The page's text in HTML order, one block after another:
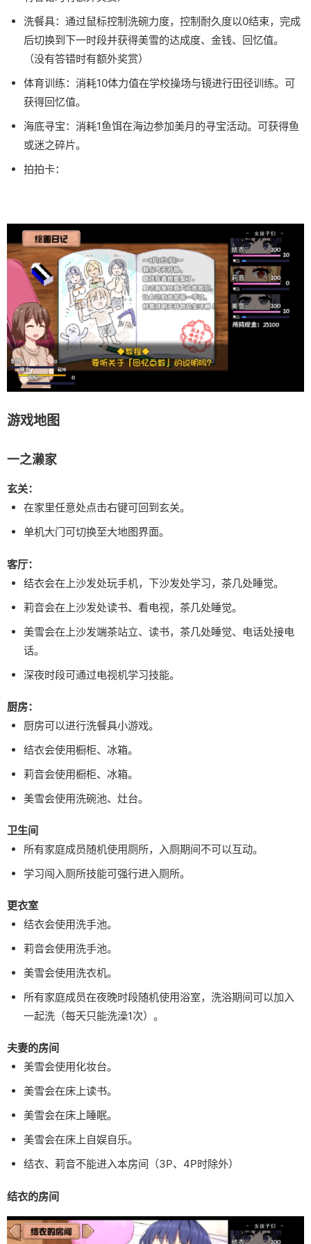
洗餐具：通过鼠标控制洗碗力度，控制耐久度以0结束，完成
后切换到下一时段并获得美雪的达成度、金钱、回忆值。
（没有答错时有额外奖赏）
体育训练：消耗10体力值在学校操场与镜进行田径训练。可
获得回忆值。
海底寻宝：消耗1鱼饵在海边参加美月的寻宝活动。可获得鱼
或迷之碎片。
拍拍卡：
游戏地图
一之濑家
玄关：
在家里任意处点击右键可回到玄关。
单机大门可切换至大地图界面。
客厅：
结衣会在上沙发处玩手机，下沙发处学习，茶几处睡觉。
莉音会在上沙发处读书、看电视，茶几处睡觉。
美雪会在上沙发端茶站立、读书，茶几处睡觉、电话处接电
话。
深夜时段可通过电视机学习技能。
厨房：
厨房可以进行洗餐具小游戏。
结衣会使用橱柜、冰箱。
莉音会使用橱柜、冰箱。
美雪会使用洗碗池、灶台。
卫生间
所有家庭成员随机使用厕所，入厕期间不可以互动。
学习闯入厕所技能可强行进入厕所。
更衣室
结衣会使用洗手池。
莉音会使用洗手池。
美雪会使用洗衣机。
所有家庭成员在夜晚时段随机使用浴室，洗浴期间可以加入
一起洗（每天只能洗澡1次）。
夫妻的房间
美雪会使用化妆台。
美雪会在床上读书。
美雪会在床上睡眠。
美雪会在床上自娱自乐。
结衣、莉音不能进入本房间（3P、4P时除外）
结衣的房间